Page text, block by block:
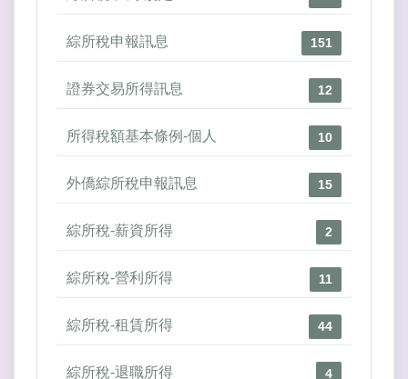
綜所稅申報訊息 151
證券交易所得訊息 12
所得稅額基本條例-個人 10
外僑綜所稅申報訊息 15
綜所稅-薪資所得 2
綜所稅-營利所得 11
綜所稅-租賃所得 44
綜所稅-退職所得 4